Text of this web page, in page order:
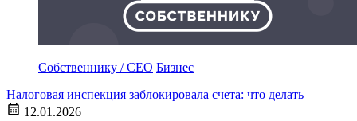
Собственнику / CEO Бизнес
Налоговая инспекция заблокировала счета: что делать
12.01.2026